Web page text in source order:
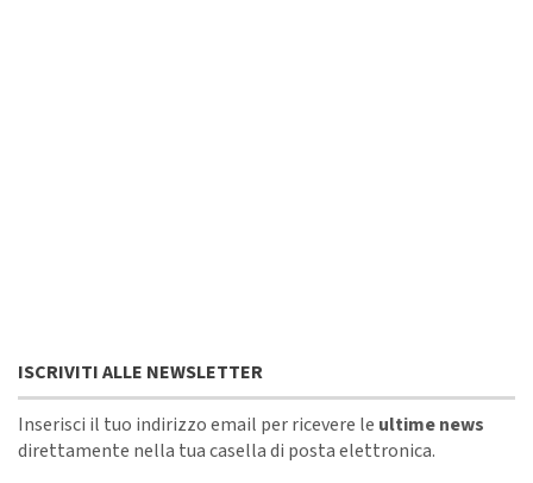
ISCRIVITI ALLE NEWSLETTER
Inserisci il tuo indirizzo email per ricevere le ultime news
direttamente nella tua casella di posta elettronica.